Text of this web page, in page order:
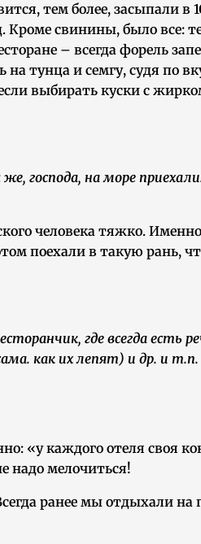
тем более, засыпали в
свинины, было все:
– всегда форель
тунца и семгу, судя по
выбирать куски с
господа, на море
человека тяжко.
поехали в такую рань,
где всегда есть
как их лепят) и др. и
«у каждого отеля своя
надо мелочиться!
ранее мы отдыхали на